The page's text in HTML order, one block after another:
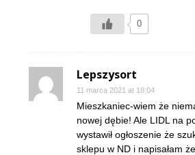
0
Lepszysort
11 marca 2021 at 18:04
Mieszkaniec-wiem że
nowej dębie! Ale LIDL na
wystawił ogłoszenie że
sklepu w ND i napisałam